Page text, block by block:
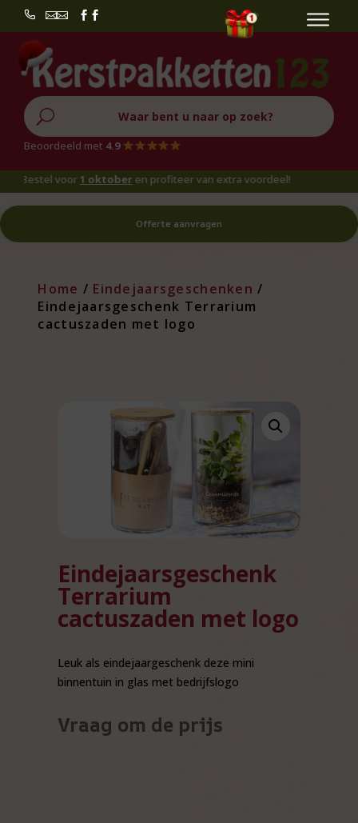
 
U
Beoordeeld met 4.9
voor1 oktoberen profiteer van extra voordeel!
Offerte aanvragen
Home / Eindejaarsgeschenken /
Eindejaarsgeschenk Terrarium
cactuszaden met logo
Eindejaarsgeschenk
Terrarium
cactuszaden met logo
Leuk als eindejaargeschenk deze mini
binnentuin in glas met bedrijfslogo
Vraag om de prijs